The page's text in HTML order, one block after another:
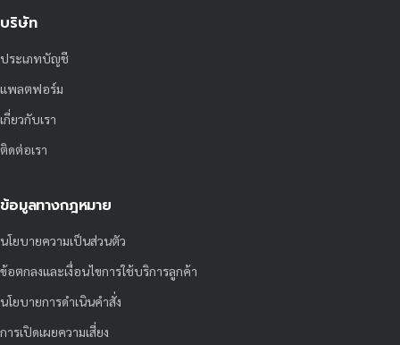
บริษัท
ประเภทบัญชี
แพลตฟอร์ม
เกี่ยวกับเรา
ติดต่อเรา
ข้อมูลทางกฎหมาย
นโยบายความเป็นส่วนตัว
ข้อตกลงและเงื่อนไขการใช้บริการลูกค้า
นโยบายการดำเนินคำสั่ง
การเปิดเผยความเสี่ยง